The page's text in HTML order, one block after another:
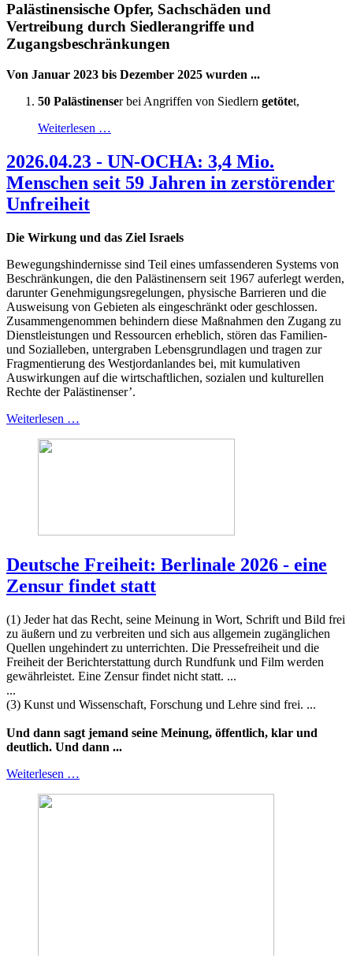
Palästinensische Opfer, Sachschäden und
Vertreibung durch Siedlerangriffe und
Zugangsbeschränkungen
Von Januar 2023 bis Dezember 2025 wurden ...
50 Palästinenser bei Angriffen von Siedlern getötet,
Weiterlesen …
2026.04.23 - UN-OCHA: 3,4 Mio.
Menschen seit 59 Jahren in zerstörender
Unfreiheit
Die Wirkung und das Ziel Israels
Bewegungshindernisse sind Teil eines umfassenderen Systems von
Beschränkungen, die den Palästinensern seit 1967 auferlegt werden,
darunter Genehmigungsregelungen, physische Barrieren und die
Ausweisung von Gebieten als eingeschränkt oder geschlossen.
Zusammengenommen behindern diese Maßnahmen den Zugang zu
Dienstleistungen und Ressourcen erheblich, stören das Familien-
und Sozialleben, untergraben Lebensgrundlagen und tragen zur
Fragmentierung des Westjordanlandes bei, mit kumulativen
Auswirkungen auf die wirtschaftlichen, sozialen und kulturellen
Rechte der Palästinenser’.
Weiterlesen …
Deutsche Freiheit: Berlinale 2026 - eine
Zensur findet statt
(1) Jeder hat das Recht, seine Meinung in Wort, Schrift und Bild frei
zu äußern und zu verbreiten und sich aus allgemein zugänglichen
Quellen ungehindert zu unterrichten. Die Pressefreiheit und die
Freiheit der Berichterstattung durch Rundfunk und Film werden
gewährleistet. Eine Zensur findet nicht statt. ...
...
(3) Kunst und Wissenschaft, Forschung und Lehre sind frei. ...
Und dann sagt jemand seine Meinung, öffentlich, klar und
deutlich. Und dann ...
Weiterlesen …